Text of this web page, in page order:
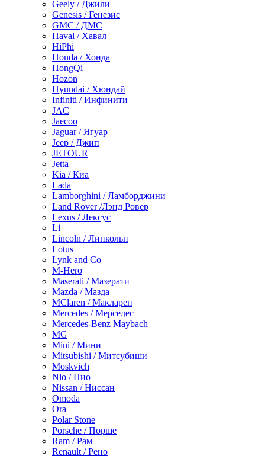
Geely / Джили
Genesis / Генезис
GMC / ДМС
Haval / Хавал
HiPhi
Honda / Хонда
HongQi
Hozon
Hyundai / Хюндай
Infiniti / Инфинити
JAC
Jaecoo
Jaguar / Ягуар
Jeep / Джип
JETOUR
Jetta
Kia / Киа
Lada
Lamborghini / Ламборджини
Land Rover /Лэнд Ровер
Lexus / Лексус
Li
Lincoln / Линкольн
Lotus
Lynk and Co
M-Hero
Maserati / Мазерати
Mazda / Мазда
MClaren / Макларен
Mercedes / Мерседес
Mercedes-Benz Maybach
MG
Mini / Мини
Mitsubishi / Митсубиши
Moskvich
Nio / Нио
Nissan / Ниссан
Omoda
Ora
Polar Stone
Porsche / Порше
Ram / Рам
Renault / Рено